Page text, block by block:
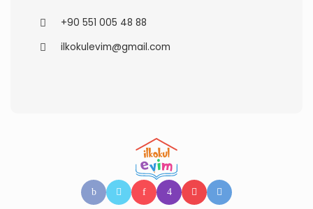
+90 551 005 48 88
ilkokulevim@gmail.com